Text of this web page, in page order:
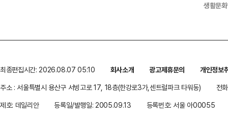
생활문
최종편집시간: 2026.08.07 05:10 회사소개 광고제휴문의
개인정보
주소 : 서울특별시 용산구 서빙고로 17, 18층(한강로3가,센트럴파크 타워동)
전
제호: 데일리안
등록일/발행일: 2005.09.13 등록번호: 서울 아00055